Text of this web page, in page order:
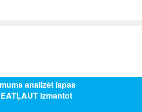
analizēt lapas
izmantot